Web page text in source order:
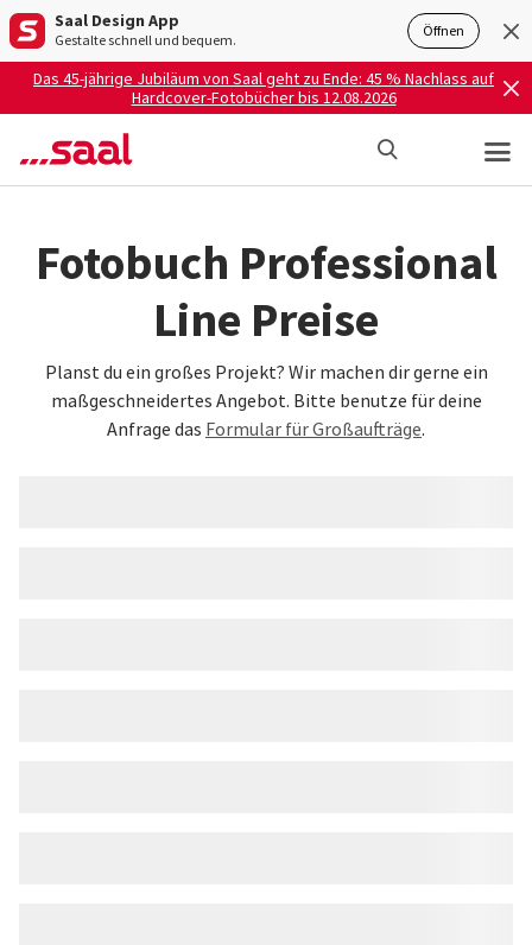
Saal Design App
Gestalte schnell und bequem. Öffnen
Das 45-jährige Jubiläum von Saal geht zu Ende: 45 % Nachlass auf
Hardcover-Fotobücher bis 12.08.2026
Fotobuch Professional
Line Preise
Planst du ein großes Projekt? Wir machen dir gerne ein
maßgeschneidertes Angebot. Bitte benutze für deine
Anfrage das Formular für Großaufträge.